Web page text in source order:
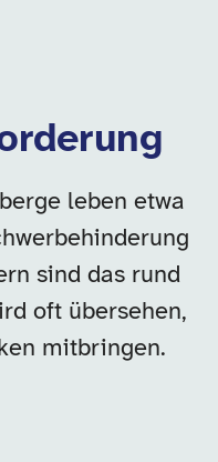
leben etwa
sind das rund
oft übersehen,
mitbringen.